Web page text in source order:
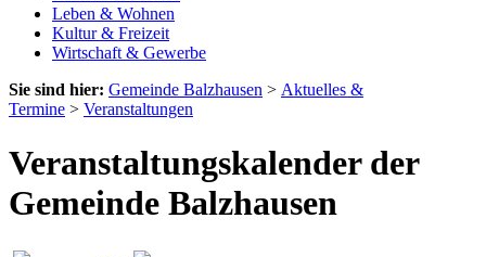
Leben & Wohnen
Kultur & Freizeit
Wirtschaft & Gewerbe
Sie sind hier: Gemeinde Balzhausen > Aktuelles &
Termine > Veranstaltungen
Veranstaltungskalender der
Gemeinde Balzhausen